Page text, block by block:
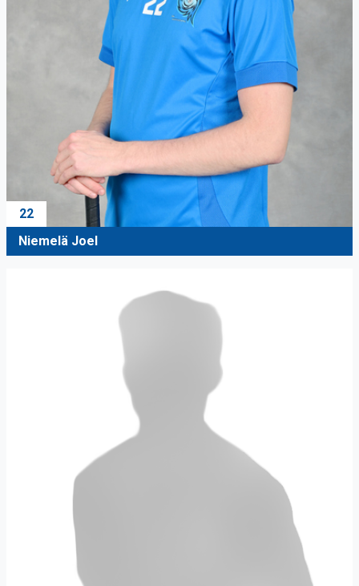
22
Niemelä Joel